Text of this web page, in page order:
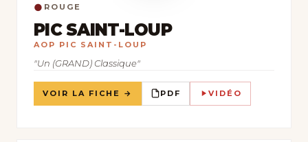
● ROUGE
PIC SAINT-LOUP
AOP PIC SAINT-LOUP
"Un (GRAND) Classique"
VOIR LA FICHE → PDF VIDÉO